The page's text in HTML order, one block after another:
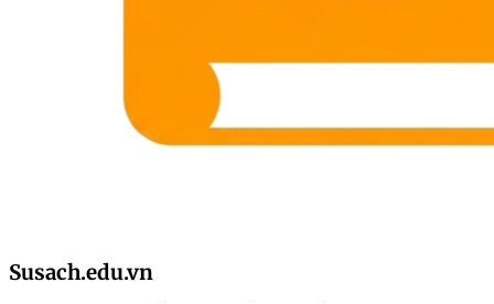
Susach.edu.vn